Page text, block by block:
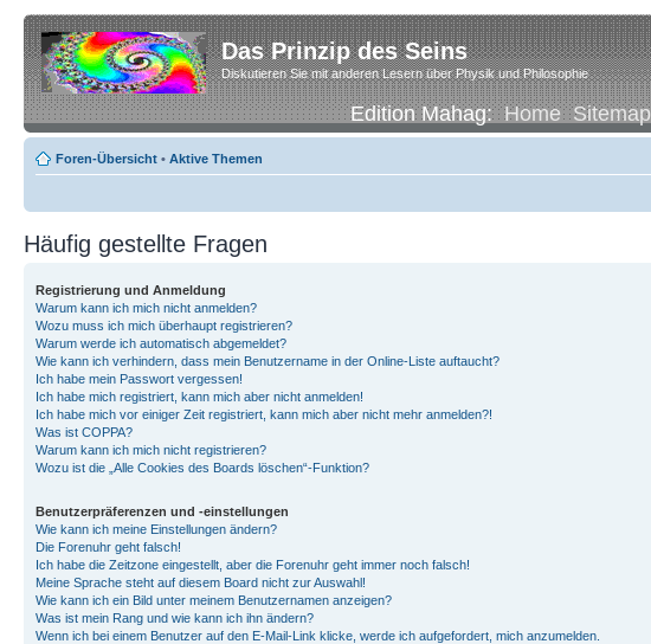
Das Prinzip des Seins
Diskutieren Sie mit anderen Lesern über Physik und Philosophie
Edition Mahag:Home Sitemap
Foren-Übersicht • Aktive Themen
Häufig gestellte Fragen
Registrierung und Anmeldung
Warum kann ich mich nicht anmelden?
Wozu muss ich mich überhaupt registrieren?
Warum werde ich automatisch abgemeldet?
Wie kann ich verhindern, dass mein Benutzername in der Online-Liste auftaucht?
Ich habe mein Passwort vergessen!
Ich habe mich registriert, kann mich aber nicht anmelden!
Ich habe mich vor einiger Zeit registriert, kann mich aber nicht mehr anmelden?!
Was ist COPPA?
Warum kann ich mich nicht registrieren?
Wozu ist die „Alle Cookies des Boards löschen“-Funktion?
Benutzerpräferenzen und -einstellungen
Wie kann ich meine Einstellungen ändern?
Die Forenuhr geht falsch!
Ich habe die Zeitzone eingestellt, aber die Forenuhr geht immer noch falsch!
Meine Sprache steht auf diesem Board nicht zur Auswahl!
Wie kann ich ein Bild unter meinem Benutzernamen anzeigen?
Was ist mein Rang und wie kann ich ihn ändern?
Wenn ich bei einem Benutzer auf den E-Mail-Link klicke, werde ich aufgefordert, mich anzumelden.